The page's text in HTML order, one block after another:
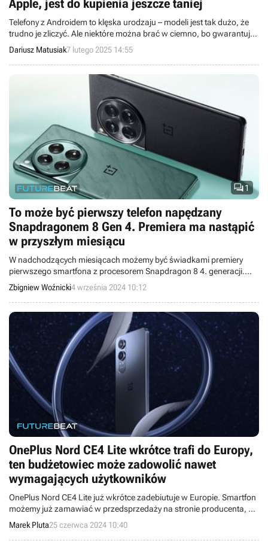
Apple, jest do kupienia jeszcze taniej
Telefony z Androidem to klęska urodzaju – modeli jest tak dużo, że
trudno je zliczyć. Ale niektóre można brać w ciemno, bo gwarantują
jakość i wydajność flagowca za umiarkowaną cenę. Jeden z nich
można teraz kupić nawet taniej niż zwykle!
Dariusz Matusiak7 lutego 2025 14:55
1
To może być pierwszy telefon napędzany
Snapdragonem 8 Gen 4. Premiera ma nastąpić
w przyszłym miesiącu
W nadchodzących miesiącach możemy być świadkami premiery
pierwszego smartfona z procesorem Snapdragon 8 4. generacji.
Doniesienia zdradzają, że może chodzić o nowego flagowca od
OnePlusa.
Zbigniew Woźnicki4 września 2024 10:12
OnePlus Nord CE4 Lite wkrótce trafi do Europy,
ten budżetowiec może zadowolić nawet
wymagających użytkowników
OnePlus Nord CE4 Lite już wkrótce zadebiutuje w Europie. Smartfon
możemy już zamawiać w przedsprzedaży na stronie producenta, a
jego cena jest bardzo atrakcyjna.
Marek Pluta25 czerwca 2024 10:40